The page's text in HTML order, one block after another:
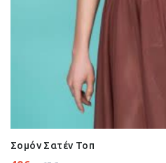
Σομόν Σατέν Τοπ